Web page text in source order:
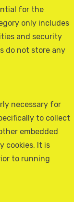
for the
only includes
and security
do not store any
necessary for
to collect
embedded
cookies. It is
to running